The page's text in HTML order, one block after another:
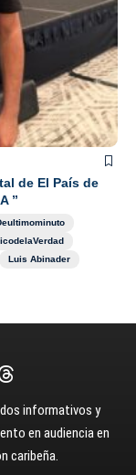
de El País de
”
Luis Abinader
informativos y
en audiencia en
caribeña.